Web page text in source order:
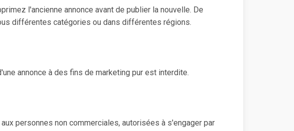
l'ancienne annonce avant de publier la nouvelle. De
différentes catégories ou dans différentes régions.
annonce à des fins de marketing pur est interdite.
personnes non commerciales, autorisées à s'engager par